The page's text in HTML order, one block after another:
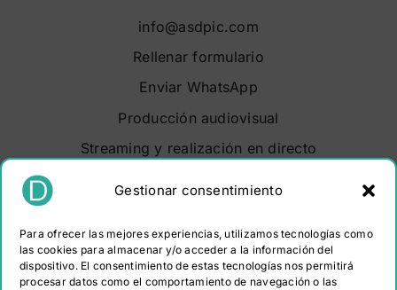
Gestionar consentimiento
Para ofrecer las mejores experiencias, utilizamos tecnologías como
las cookies para almacenar y/o acceder a la información del
dispositivo. El consentimiento de estas tecnologías nos permitirá
procesar datos como el comportamiento de navegación o las
info@asdpic.com
Rellenar formulario
Enviar WhatsApp
Producción audiovisual
Streaming y realización en directo
Sobre nosotros
Portfolio